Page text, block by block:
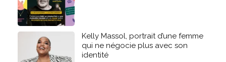
Kelly Massol, portrait d’une femme
qui ne négocie plus avec son
identité